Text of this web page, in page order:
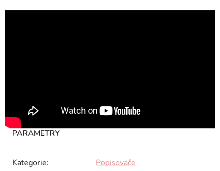
Kategorie: Popisovače